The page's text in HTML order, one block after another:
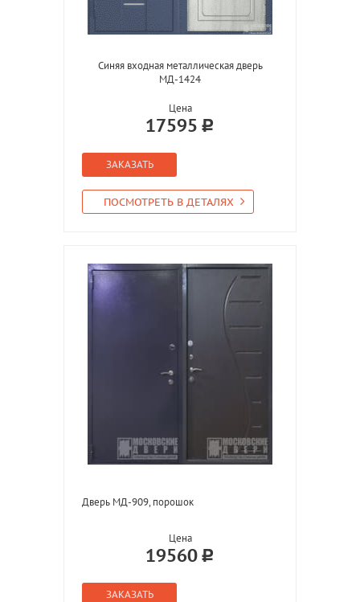
Синяя входная металлическая дверь
МД-1424
Цена
17595
ЗАКАЗАТЬ
ПОСМОТРЕТЬ В ДЕТАЛЯХ
Дверь МД-909, порошок
Цена
19560
ЗАКАЗАТЬ